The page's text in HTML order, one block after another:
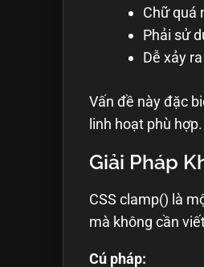
Chữ quá
Phải sử
Dễ xảy
Vấn đề này đặc
linh hoạt phù hợp.
Giải Pháp
CSS clamp() là
mà không cần
Cú pháp: